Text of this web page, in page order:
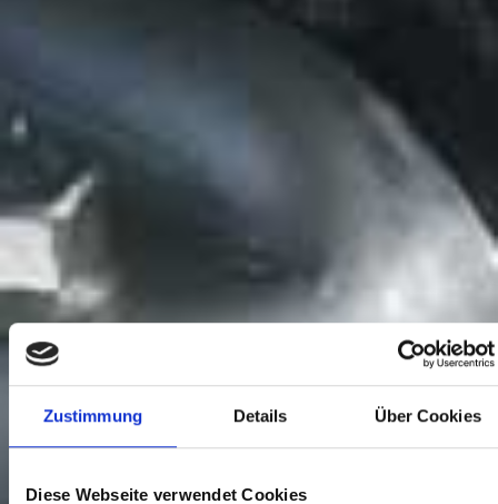
Zustimmung Details Über Cookies
Diese Webseite verwendet Cookies